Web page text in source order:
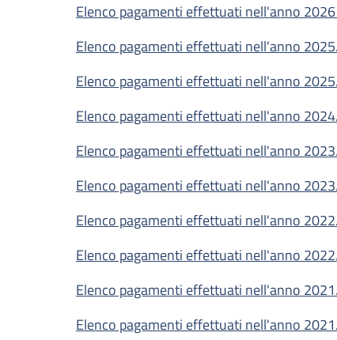
Elenco pagamenti effettuati nell'anno
Elenco pagamenti effettuati nell'anno
Elenco pagamenti effettuati nell'anno
Elenco pagamenti effettuati nell'anno
Elenco pagamenti effettuati nell'anno
Elenco pagamenti effettuati nell'anno
Elenco pagamenti effettuati nell'anno
Elenco pagamenti effettuati nell'anno
Elenco pagamenti effettuati nell'anno
Elenco pagamenti effettuati nell'anno